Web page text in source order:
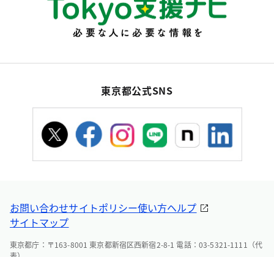
東京都公式SNS
お問い合わせサイトポリシー使い方ヘルプ
サイトマップ
東京都庁：〒163-8001 東京都新宿区西新宿2-8-1 電話：03-5321-1111（代